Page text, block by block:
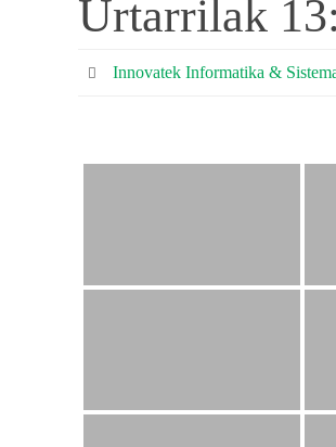
Urtarrilak
Innovatek Informatika &